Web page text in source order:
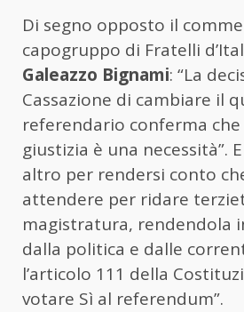
Di segno opposto il
capogruppo di Fratelli
Galeazzo Bignami: “La
Cassazione di cambiare il
referendario conferma
giustizia è una necessità”.
altro per rendersi conto
attendere per ridare
magistratura, rendendola
dalla politica e dalle
l’articolo 111 della
votare Sì al referendum”.